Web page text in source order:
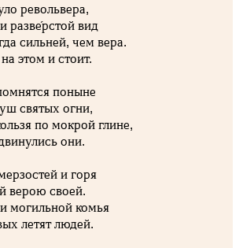
револьвера,
разве́рстой вид
сильней, чем вера.
этом и стоит.
поныне
святых огни,
по мокрой глине,
они.
и горя
верою своей.
могильной комья
летят людей.